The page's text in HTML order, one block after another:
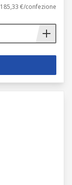
185,33 €/confezione